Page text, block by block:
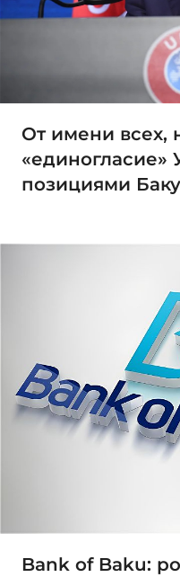
От имени всех,
позициями
Bank of Baku: